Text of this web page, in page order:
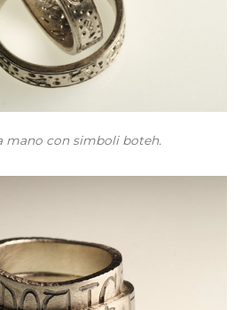
mano con simboli boteh.